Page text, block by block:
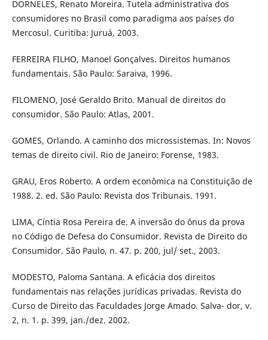
DORNELES, Renato Moreira. Tutela administrativa dos
consumidores no Brasil como paradigma aos países do
Mercosul. Curitiba: Juruá, 2003.
FERREIRA FILHO, Manoel Gonçalves. Direitos humanos
fundamentais. São Paulo: Saraiva, 1996.
FILOMENO, José Geraldo Brito. Manual de direitos do
consumidor. São Paulo: Atlas, 2001.
GOMES, Orlando. A caminho dos microssistemas. In: Novos
temas de direito civil. Rio de Janeiro: Forense, 1983.
GRAU, Eros Roberto. A ordem econômica na Constituição de
1988. 2. ed. São Paulo: Revista dos Tribunais. 1991.
LIMA, Cíntia Rosa Pereira de. A inversão do ônus da prova
no Código de Defesa do Consumidor. Revista de Direito do
Consumidor. São Paulo, n. 47. p. 200, jul/ set., 2003.
MODESTO, Paloma Santana. A eficácia dos direitos
fundamentais nas relações jurídicas privadas. Revista do
Curso de Direito das Faculdades Jorge Amado. Salva- dor, v.
2, n. 1. p. 399, jan./dez. 2002.